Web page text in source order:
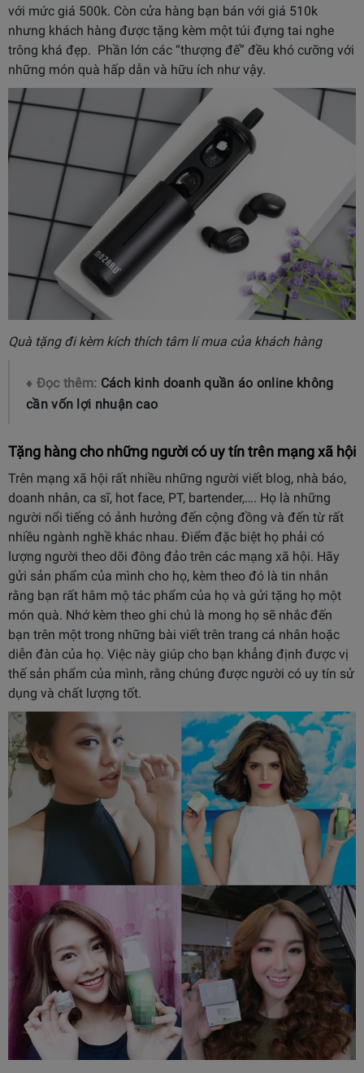
với mức giá 500k. Còn cửa hàng bạn bán với giá 510k
nhưng khách hàng được tặng kèm một túi đựng tai nghe
trông khá đẹp. Phần lớn các “thượng đế” đều khó cưỡng với
những món quà hấp dẫn và hữu ích như vậy.
Quà tặng đi kèm kích thích tâm lí mua của khách hàng
♦ Đọc thêm: Cách kinh doanh quần áo online không
cần vốn lợi nhuận cao
Tặng hàng cho những người có uy tín trên mạng xã hội
Trên mạng xã hội rất nhiều những người viết blog, nhà báo,
doanh nhân, ca sĩ, hot face, PT, bartender,…. Họ là những
người nổi tiếng có ảnh hưởng đến cộng đồng và đến từ rất
nhiều ngành nghề khác nhau. Điểm đặc biệt họ phải có
lượng người theo dõi đông đảo trên các mạng xã hội. Hãy
gửi sản phẩm của mình cho họ, kèm theo đó là tin nhắn
rằng bạn rất hâm mộ tác phẩm của họ và gửi tặng họ một
món quà. Nhớ kèm theo ghi chú là mong họ sẽ nhắc đến
bạn trên một trong những bài viết trên trang cá nhân hoặc
diễn đàn của họ. Việc này giúp cho bạn khẳng định được vị
thế sản phẩm của mình, rằng chúng được người có uy tín sử
dụng và chất lượng tốt.